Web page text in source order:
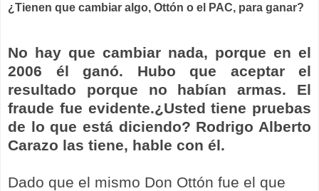
¿Tienen que cambiar algo, Ottón o el PAC, para ganar?
No hay que cambiar nada, porque en el
2006 él ganó. Hubo que aceptar el
resultado porque no habían armas. El
fraude fue evidente.¿Usted tiene pruebas
de lo que está diciendo? Rodrigo Alberto
Carazo las tiene, hable con él.
Dado que el mismo Don Ottón fue el que